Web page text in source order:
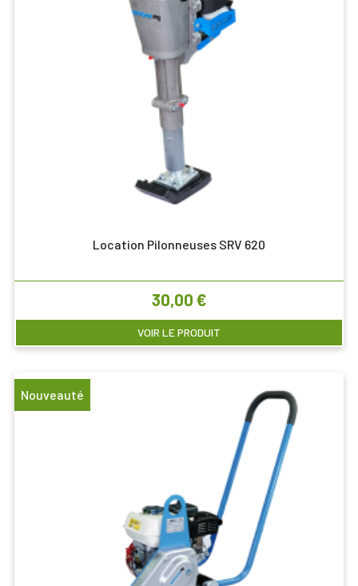
Location Pilonneuses SRV 620
Prix
30,00 €
VOIR LE PRODUIT
Nouveauté